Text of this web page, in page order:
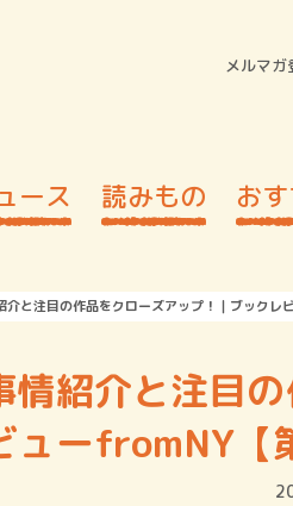
メルマガ
ース 読みもの お
と注目の作品をクローズアップ！｜ブックレ
紹介と注目の
ーfromNY【